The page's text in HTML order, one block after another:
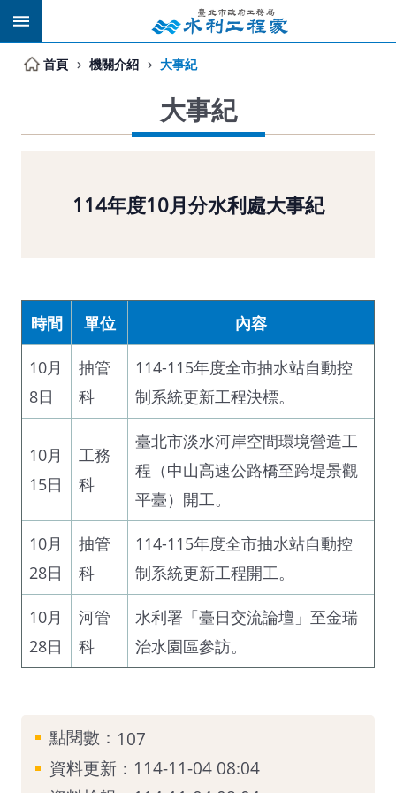
跳到主要內容區塊
首頁 機關介紹 大事紀
大事紀
114年度10月分水利處大事紀
時間 單位
內容
10月
8日
抽管
科
114-115年度全市抽水站自動控
制系統更新工程決標。
10月
15日
工務
科
臺北市淡水河岸空間環境營造工
程（中山高速公路橋至跨堤景觀
平臺）開工。
10月
28日
抽管
科
114-115年度全市抽水站自動控
制系統更新工程開工。
10月
28日
河管
科
水利署「臺日交流論壇」至金瑞
治水園區參訪。
點閱數： 107
資料更新：114-11-04 08:04